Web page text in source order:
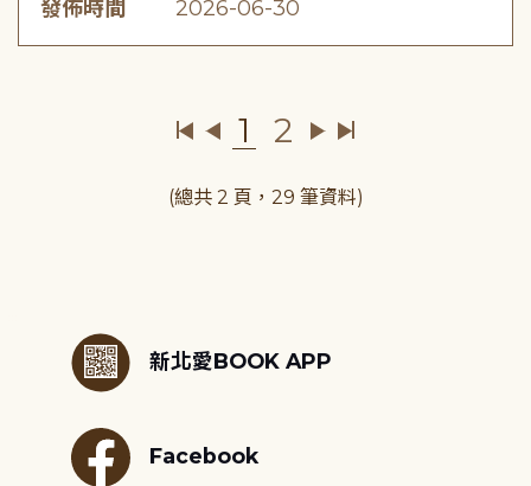
發佈時間 2026-06-30
1 2
(總共 2 頁，29 筆資料)
新北愛BOOK APP
Facebook